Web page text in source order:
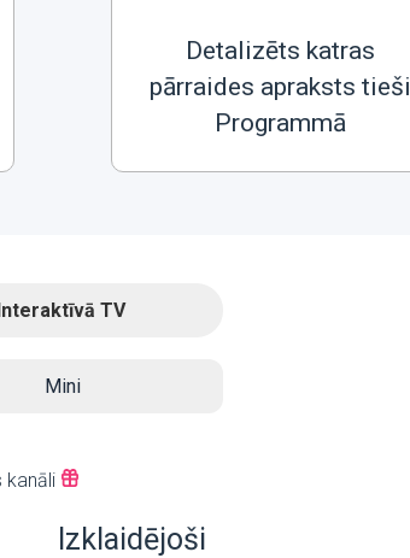
Detalizēts katras
pārraides apraksts tieši
Programmā
TV
Mini
kanāli
Izklaidējoši